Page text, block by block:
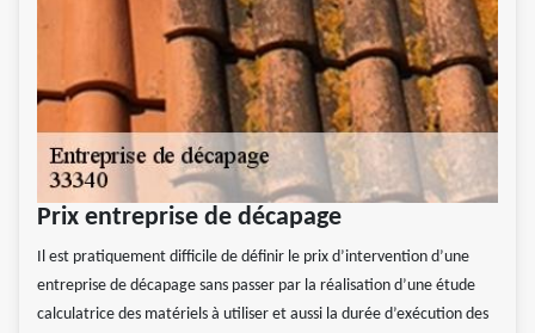
Prix entreprise de décapage
Il est pratiquement difficile de définir le prix d’intervention d’une
entreprise de décapage sans passer par la réalisation d’une étude
calculatrice des matériels à utiliser et aussi la durée d’exécution des